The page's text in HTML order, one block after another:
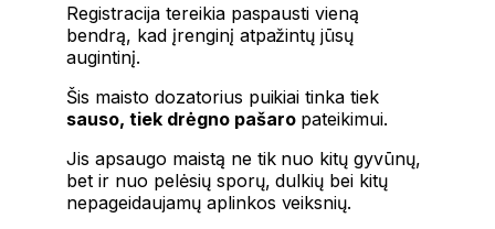
Registracija tereikia paspausti vieną
bendrą, kad įrenginį atpažintų jūsų
augintinį.
Šis maisto dozatorius puikiai tinka tiek
sauso, tiek drėgno pašaropateikimui.
Jis apsaugo maistą ne tik nuo kitų gyvūnų,
bet ir nuo pelėsių sporų, dulkių bei kitų
nepageidaujamų aplinkos veiksnių.